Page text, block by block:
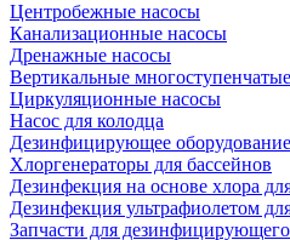
Центробежные насосы
Канализационные насосы
Дренажные насосы
Вертикальные
Циркуляционные насосы
Насос для колодца
Дезинфицирующее оборудование
Хлоргенераторы для бассейнов
Дезинфекция на основе хлора
Дезинфекция ультрафиолетом
Запчасти для